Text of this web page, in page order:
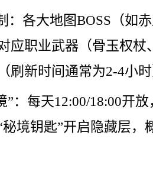
：各大地图BOSS（如
应职业武器（骨玉权杖
刷新时间通常为2-4小
”：每天12:00/18:00开
境钥匙”开启隐藏层，